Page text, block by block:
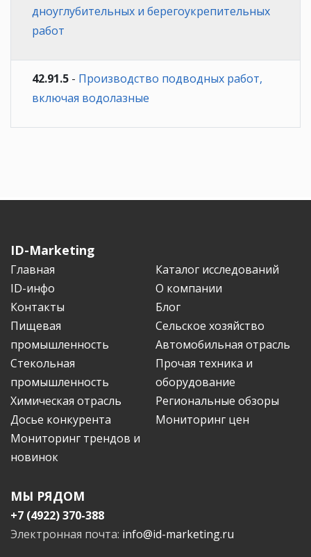
дноуглубительных и берегоукрепительных
работ
42.91.5 - Производство подводных работ,
включая водолазные
ID-Marketing
Главная
Каталог исследований
ID-инфо
О компании
Контакты
Блог
Пищевая
промышленность
Сельское хозяйство
Автомобильная отрасль
Стекольная
промышленность
Прочая техника и
оборудование
Химическая отрасль
Региональные обзоры
Досье конкурента
Мониторинг цен
Мониторинг трендов и
новинок
МЫ РЯДОМ
+7 (4922) 370-388
Электронная почта: info@id-marketing.ru